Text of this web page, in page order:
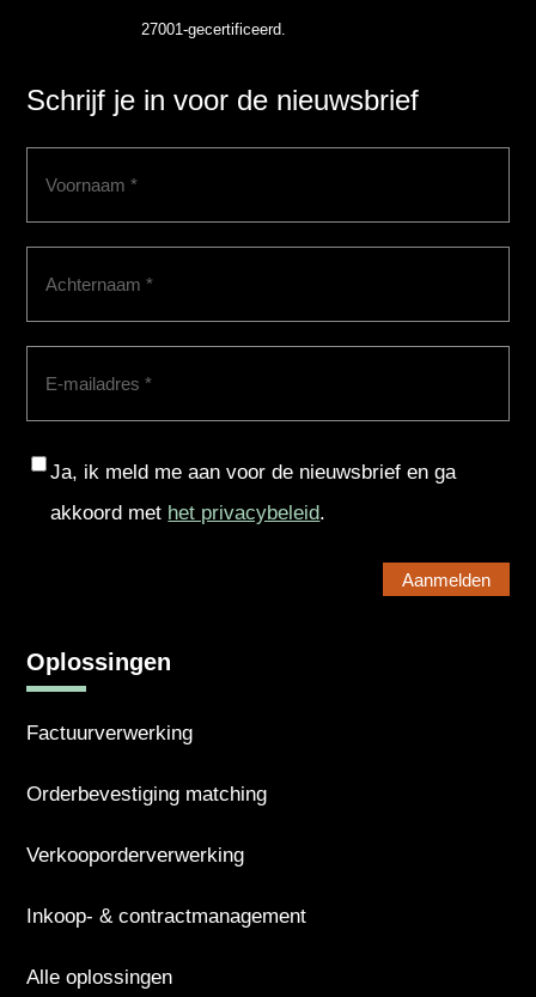
27001-gecertificeerd.
Schrijf je in voor de nieuwsbrief
Consent
Ja, ik meld me aan voor de nieuwsbrief en ga
akkoord met het privacybeleid.
Oplossingen
Factuurverwerking
Orderbevestiging matching
Verkooporderverwerking
Inkoop- & contractmanagement
Alle oplossingen